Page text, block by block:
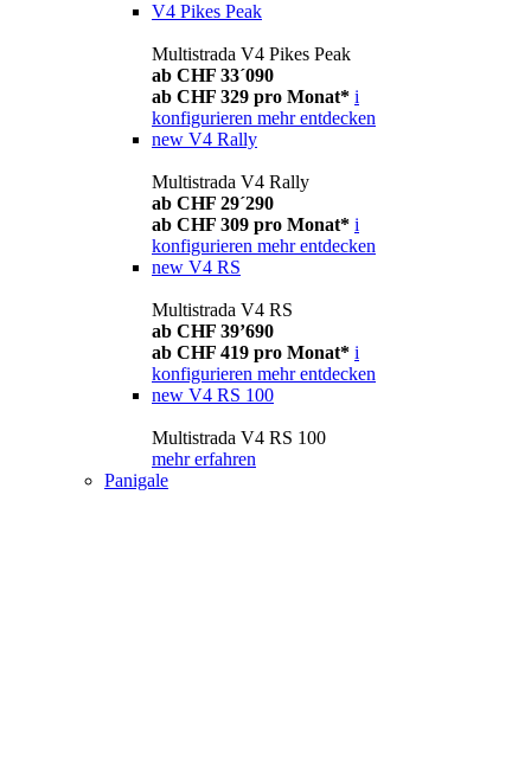
V4 Pikes Peak
Multistrada V4 Pikes Peak
ab CHF 33´090
ab CHF 329 pro Monat* i
konfigurieren mehr entdecken
new V4 Rally
Multistrada V4 Rally
ab CHF 29´290
ab CHF 309 pro Monat* i
konfigurieren mehr entdecken
new V4 RS
Multistrada V4 RS
ab CHF 39’690
ab CHF 419 pro Monat* i
konfigurieren mehr entdecken
new V4 RS 100
Multistrada V4 RS 100
mehr erfahren
Panigale